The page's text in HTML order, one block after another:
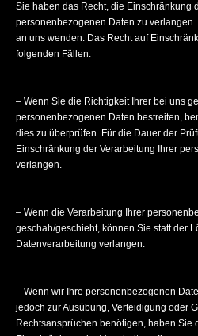
Sie haben das Recht, die Einschränkung
personenbezogenen Daten zu
an uns wenden. Das Recht auf
folgenden Fällen:
– Wenn Sie die Richtigkeit Ihrer bei uns
personenbezogenen Daten bestreiten,
dies zu überprüfen. Für die Dauer der
Einschränkung der Verarbeitung Ihrer
verlangen.
– Wenn die Verarbeitung Ihrer
geschah/geschieht, können Sie statt der
Datenverarbeitung verlangen.
– Wenn wir Ihre personenbezogenen
jedoch zur Ausübung, Verteidigung oder
Rechtsansprüchen benötigen, haben Sie